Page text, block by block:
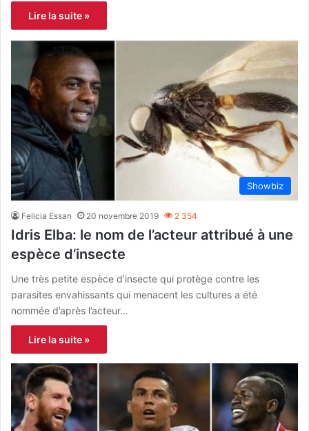
Lire la suite »
Showbiz
Felicia Essan 20 novembre 2019 2 354
Idris Elba: le nom de l’acteur attribué à une
espèce d’insecte
Une très petite espèce d’insecte qui protège contre les
parasites envahissants qui menacent les cultures a été
nommée d’après l’acteur…
Lire la suite »